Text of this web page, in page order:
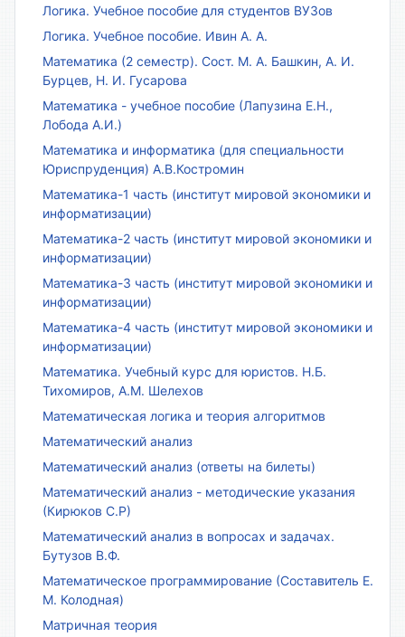
Логика. Учебное пособие для студентов ВУЗов
Логика. Учебное пособие. Ивин А. А.
Математика (2 семестр). Сост. М. А. Башкин, А. И.
Бурцев, Н. И. Гусарова
Математика - учебное пособие (Лапузина Е.Н.,
Лобода А.И.)
Математика и информатика (для специальности
Юриспруденция) А.В.Костромин
Математика-1 часть (институт мировой экономики и
информатизации)
Математика-2 часть (институт мировой экономики и
информатизации)
Математика-3 часть (институт мировой экономики и
информатизации)
Математика-4 часть (институт мировой экономики и
информатизации)
Математика. Учебный курс для юристов. Н.Б.
Тихомиров, А.М. Шелехов
Математическая логика и теория алгоритмов
Математический анализ
Математический анализ (ответы на билеты)
Математический анализ - методические указания
(Кирюков С.Р)
Математический анализ в вопросах и задачах.
Бутузов В.Ф.
Математическое программирование (Составитель Е.
М. Колодная)
Матричная теория